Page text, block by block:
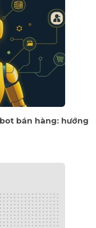
bán hàng: hướng